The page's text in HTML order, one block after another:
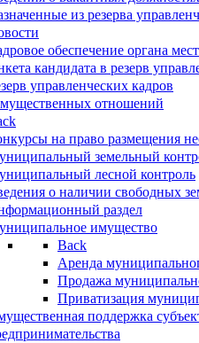
из резерва
обеспечение органа
кандидата в резерв
управленческих кадров
отношений
на право размещения
земельный
лесной контроль
о наличии свободных
раздел
имущество
Back
Аренда
Продажа
Приватизация
поддержка